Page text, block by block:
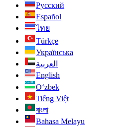
Русский
Español
ไทย
Türkçe
Українська
العربية
English
O‘zbek
Tiếng Việt
বাংলা
Bahasa Melayu